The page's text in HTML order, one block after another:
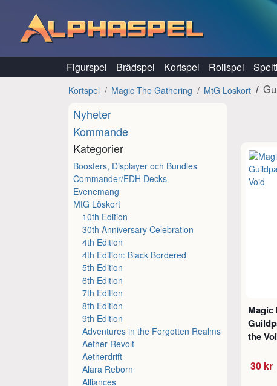
Figurspel Brädspel Kortspel Rollspel
Kortspel Magic The Gathering MtG Löskort
Nyheter
Kommande
Kategorier
Boosters, Displayer och Bundles
Commander/EDH Decks
Evenemang
MtG Löskort
10th Edition
30th Anniversary Celebration
4th Edition
4th Edition: Black Bordered
5th Edition
6th Edition
7th Edition
8th Edition
9th Edition
Adventures in the Forgotten Realms
Aether Revolt
Aetherdrift
Alara Reborn
Alliances
Magic
the
30 kr